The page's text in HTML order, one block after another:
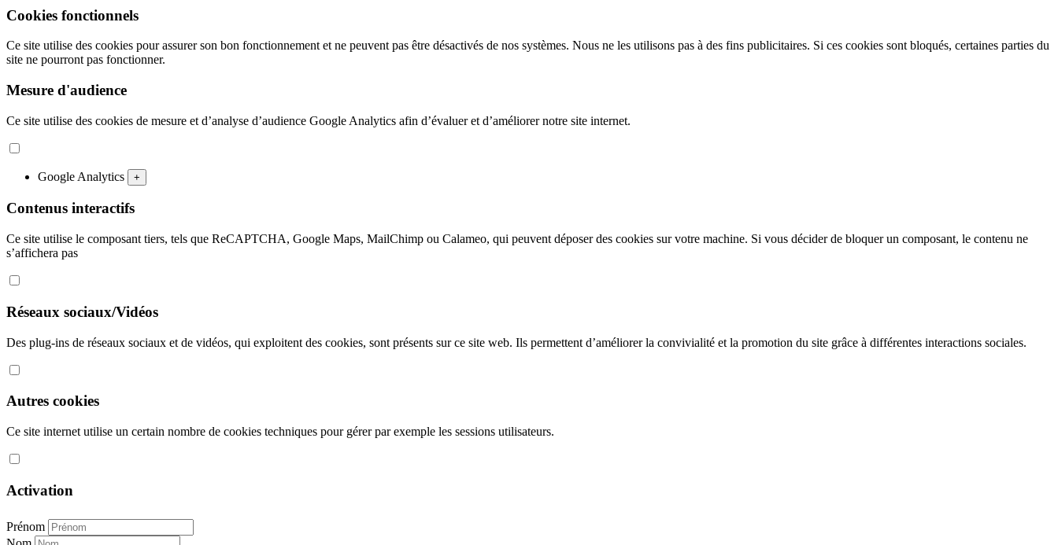
Cookies fonctionnels
Ce site utilise des cookies pour assurer son bon fonctionnement et ne peuvent pas être désactivés de nos systèmes. Nous ne les utilisons pas à des fins publicitaires. Si ces cookies sont bloqués, certaines parties du
site ne pourront pas fonctionner.
Mesure d'audience
Ce site utilise des cookies de mesure et d’analyse d’audience Google Analytics afin d’évaluer et d’améliorer notre site internet.
Google Analytics +
Contenus interactifs
Ce site utilise le composant tiers, tels que ReCAPTCHA, Google Maps, MailChimp ou Calameo, qui peuvent déposer des cookies sur votre machine. Si vous décider de bloquer un composant, le contenu ne
s’affichera pas
Réseaux sociaux/Vidéos
Des plug-ins de réseaux sociaux et de vidéos, qui exploitent des cookies, sont présents sur ce site web. Ils permettent d’améliorer la convivialité et la promotion du site grâce à différentes interactions sociales.
Autres cookies
Ce site internet utilise un certain nombre de cookies techniques pour gérer par exemple les sessions utilisateurs.
Activation
Prénom